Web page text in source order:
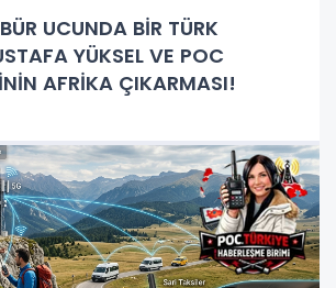
UCUNDA BİR TÜRK
YÜKSEL VE POC
AFRİKA ÇIKARMASI!